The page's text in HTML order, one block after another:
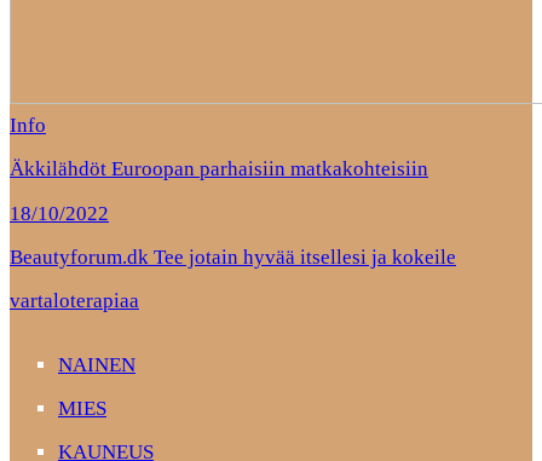
Info
Äkkilähdöt Euroopan parhaisiin matkakohteisiin
18/10/2022
Beautyforum.dk Tee jotain hyvää itsellesi ja kokeile
vartaloterapiaa
NAINEN
MIES
KAUNEUS